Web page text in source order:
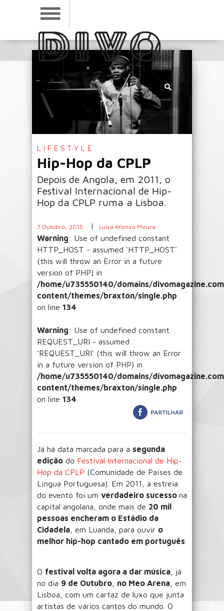
LIFESTYLE
Hip-Hop da CPLP
Depois de Angola, em 2011, o
Festival Internacional de Hip-
Hop da CPLP ruma a Lisboa.
7 Outubro, 2015 | Luísa Afonso Moura
Warning: Use of undefined constant
HTTP_HOST - assumed 'HTTP_HOST'
(this will throw an Error in a future
version of PHP) in
/home/u735550140/domains/
content/themes/braxton/single.php
on line 134
Warning: Use of undefined constant
REQUEST_URI - assumed
'REQUEST_URI' (this will throw an Error
in a future version of PHP) in
/home/u735550140/domains/
content/themes/braxton/single.php
on line 134
Já há data marcada para a segunda
edição do Festival Internacional de Hip-
Hop da CPLP (Comunidade de Países de
Língua Portuguesa). Em 2011, a estreia
do evento foi um verdadeiro sucesso na
capital angolana, onde mais de 20 mil
pessoas encheram o Estádio da
Cidadela , em Luanda, para ouvir o
melhor hip-hop cantado em português
O festival volta agora a dar música , já
no dia 9 de Outubro no Meo Arena , em
Lisboa, com um cartaz de luxo que junta
artistas de vários cantos do mundo. O